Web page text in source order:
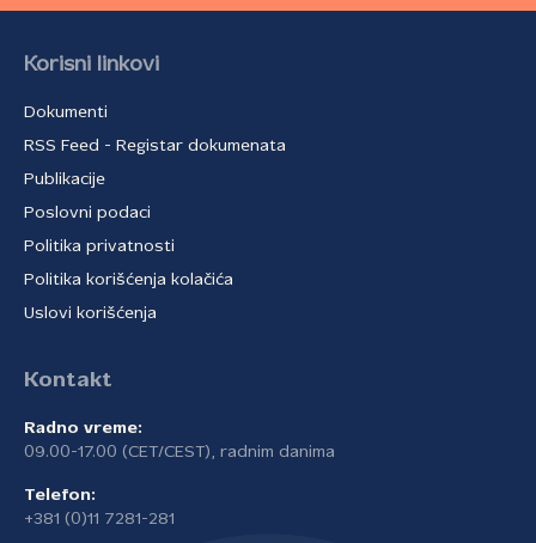
Korisni linkovi
Dokumenti
RSS Feed - Registar dokumenata
Publikacije
Poslovni podaci
Politika privatnosti
Politika korišćenja kolačića
Uslovi korišćenja
Kontakt
Radno vreme:
09.00-17.00 (CET/CEST), radnim danima
Telefon:
+381 (0)11 7281-281